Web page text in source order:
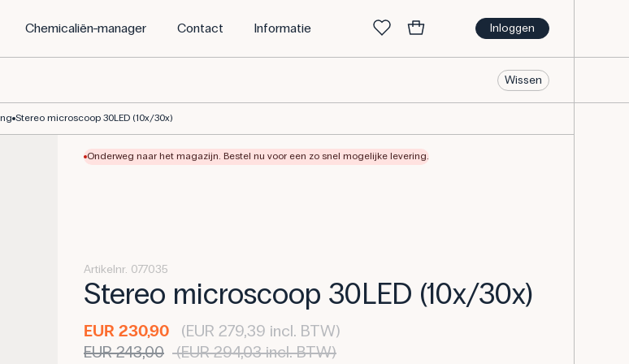
Inloggen
Chemicaliën-manager Contact Informatie
Wissen
Stereo microscoop 30LED (10x/30x)
Onderweg naar het magazijn. Bestel nu voor een zo snel mogelijke levering.
Artikelnr. 077035
Stereo microscoop 30LED (10x/30x)
EUR 230,90
(EUR 279,39 incl. BTW)
EUR 243,00 (EUR 294,03 incl. BTW)